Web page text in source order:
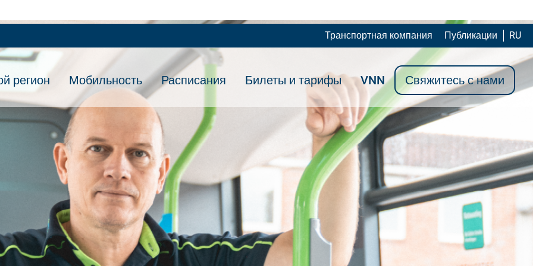
Транспортная компания Публикации RU
регион Мобильность Расписания Билеты и тарифы VNN Свяжитесь с нами